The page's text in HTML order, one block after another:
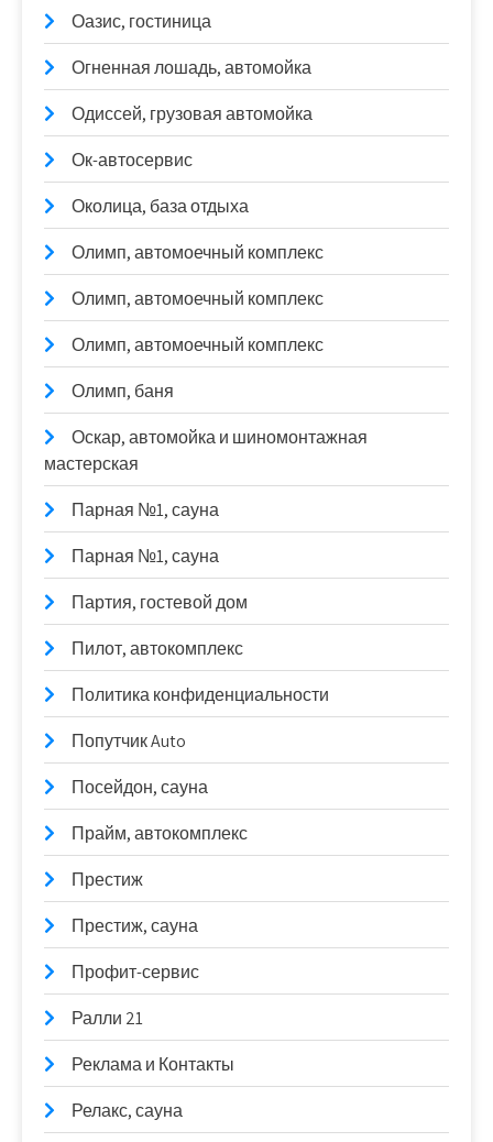
Оазис, гостиница
Огненная лошадь, автомойка
Одиссей, грузовая автомойка
Ок-автосервис
Околица, база отдыха
Олимп, автомоечный комплекс
Олимп, автомоечный комплекс
Олимп, автомоечный комплекс
Олимп, баня
Оскар, автомойка и шиномонтажная
мастерская
Парная №1, сауна
Парная №1, сауна
Партия, гостевой дом
Пилот, автокомплекс
Политика конфиденциальности
Попутчик Auto
Посейдон, сауна
Прайм, автокомплекс
Престиж
Престиж, сауна
Профит-сервис
Ралли 21
Реклама и Контакты
Релакс, сауна